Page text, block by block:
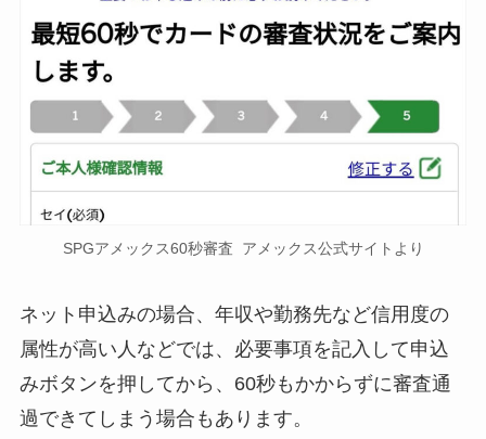
SPGアメックス60秒審査 アメックス公式サイトより
ネット申込みの場合、年収や勤務先など信用度の
属性が高い人などでは、必要事項を記入して申込
みボタンを押してから、 60秒もかからずに審査通
過できてしまう場合もあります。